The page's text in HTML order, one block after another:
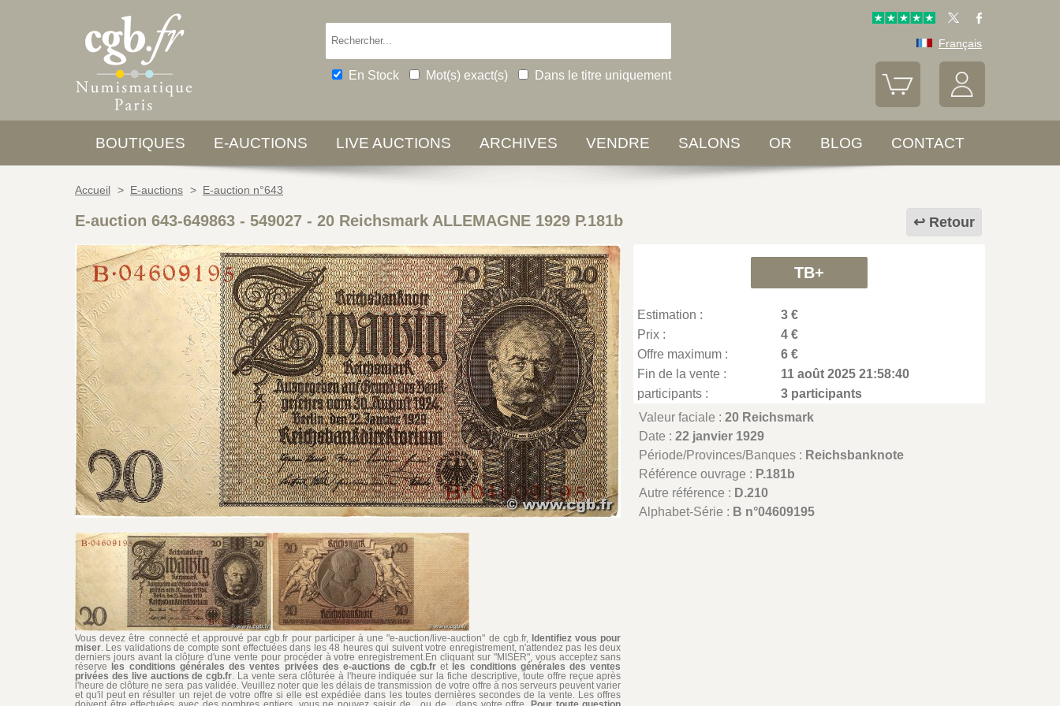
En Stock Mot(s) exact(s) Dans le titre uniquement
Français
BOUTIQUES E-AUCTIONS LIVE AUCTIONS ARCHIVES VENDRE SALONS OR BLOG CONTACT
Accueil > E-auctions > E-auction n°643
Retour
E-auction 643-649863 - 549027 - 20 Reichsmark ALLEMAGNE 1929 P.181b
Vous devez être connecté et approuvé par cgb.fr pour participer à une "e-auction/live-auction" de cgb.fr, Identifiez vous pour
miser . Les validations de compte sont effectuées dans les 48 heures qui suivent votre enregistrement, n'attendez pas les deux
derniers jours avant la clôture d'une vente pour procéder à votre enregistrement.En cliquant sur "MISER", vous acceptez sans
réserve les conditions générales des ventes privées des e-auctions de cgb.fret les conditions générales des ventes
privées des live auctions de cgb.fr . La vente sera clôturée à l'heure indiquée sur la fiche descriptive, toute offre reçue après
l'heure de clôture ne sera pas validée. Veuillez noter que les délais de transmission de votre offre à nos serveurs peuvent varier
et qu'il peut en résulter un rejet de votre offre si elle est expédiée dans les toutes dernières secondes de la vente. Les offres
TB+
Estimation :
3 €
Prix :
4 €
Offre maximum :
6 €
Fin de la vente :
11 août 2025 21:58:40
participants :
3 participants
Valeur faciale :20 Reichsmark
Date :22 janvier 1929
Période/Provinces/Banques : Reichsbanknote
Référence ouvrage : P.181b
Autre référence : D.210
Alphabet-Série : B n°04609195